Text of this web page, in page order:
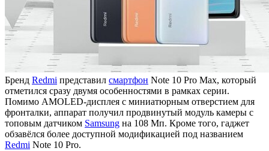
Бренд Redmi представил смартфон Note 10 Pro Max, который
отметился сразу двумя особенностями в рамках серии.
Помимо AMOLED-дисплея с миниатюрным отверстием для
фронталки, аппарат получил продвинутый модуль камеры с
топовым датчиком Samsung на 108 Мп. Кроме того, гаджет
обзавёлся более доступной модификацией под названием
Redmi Note 10 Pro.